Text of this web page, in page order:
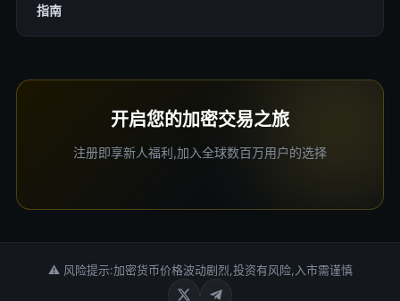
指南
开启您的加密交易之旅
注册即享新人福利,加入全球数百万用户的选择
⚠ 风险提示:加密货币价格波动剧烈,投资有风险,入市需谨慎